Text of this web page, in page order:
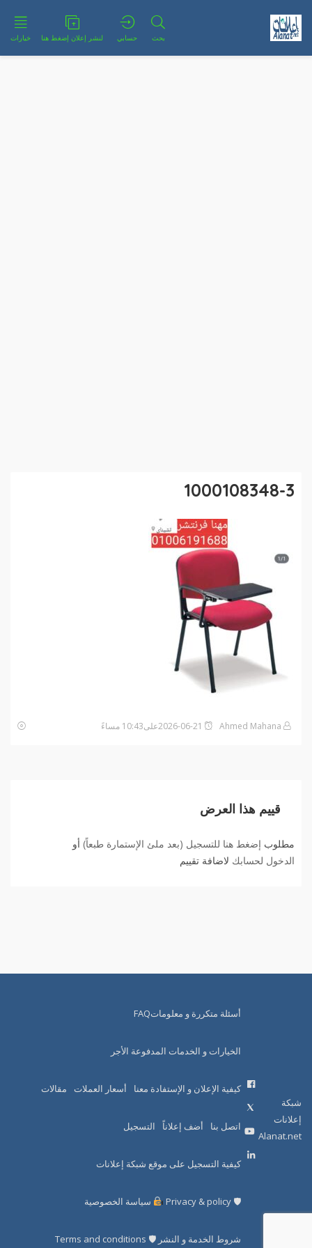
بحث حسابي لنشر إعلان إضغط هنا خيارات
1000108348-3
قييم هذا العرض
مطلوب إضغط هنا للتسجيل (بعد ملئ الإستمارة طبعاً) أو
الدخول لحسابك لاضافة تقييم
شبكة
إعلانات
Alanat.net
أسئلة متكررة و معلوماتFAQ
الخيارات و الخدمات المدفوعة الأجر
كيفية الإعلان و الإستفادة معنا أسعار العملات مقالات
اتصل بنا أضف إعلاناً التسجيل
كيفية التسجيل على موقع شبكة إعلانات
🛡 Privacy & policy سياسة الخصوصية
شروط الخدمة و النشر 🛡 Terms and conditions